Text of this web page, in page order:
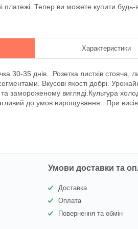
платежі. Тепер ви можете купити
Характеристики
30-35 днів. Розетка листків стояча,
Вкусові якості добрі.
замороженому вигляді.Культура
до умов вирощування. При
Умови доставки та
Доставка
Оплата
Повернення та обмін